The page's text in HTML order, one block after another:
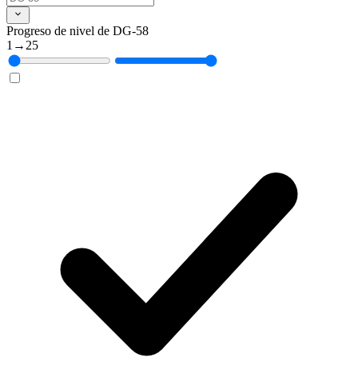
Progreso de nivel de DG-58
1 → 25